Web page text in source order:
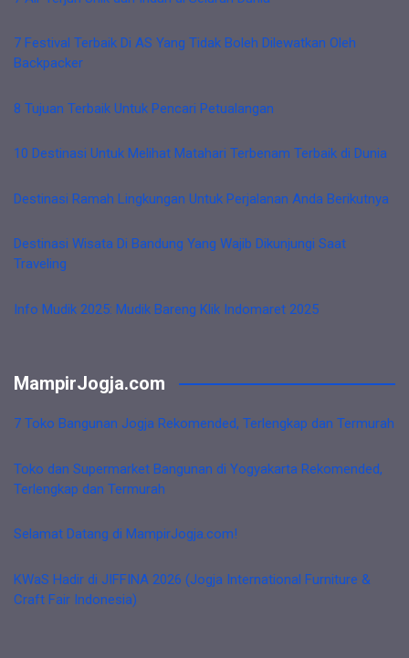
7 Festival Terbaik Di AS Yang Tidak Boleh Dilewatkan Oleh
Backpacker
8 Tujuan Terbaik Untuk Pencari Petualangan
10 Destinasi Untuk Melihat Matahari Terbenam Terbaik di Dunia
Destinasi Ramah Lingkungan Untuk Perjalanan Anda Berikutnya
Destinasi Wisata Di Bandung Yang Wajib Dikunjungi Saat
Traveling
Info Mudik 2025: Mudik Bareng Klik Indomaret 2025
MampirJogja.com
7 Toko Bangunan Jogja Rekomended, Terlengkap dan Termurah
Toko dan Supermarket Bangunan di Yogyakarta Rekomended,
Terlengkap dan Termurah
Selamat Datang di MampirJogja.com!
KWaS Hadir di JIFFINA 2026 (Jogja International Furniture &
Craft Fair Indonesia)